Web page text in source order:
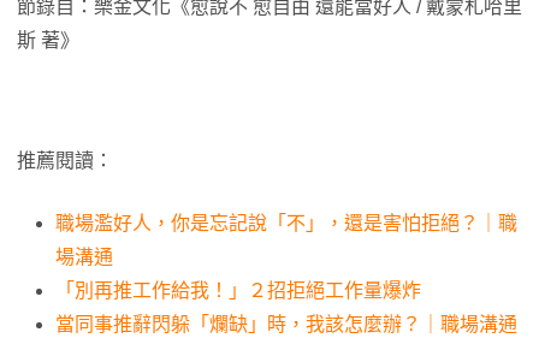
節錄自：樂金文化《愈說不 愈自由 還能當好人 / 戴蒙札哈里
斯 著》
推薦閱讀：
職場濫好人，你是忘記說「不」，還是害怕拒絕？｜職
場溝通
「別再推工作給我！」２招拒絕工作量爆炸
當同事推辭閃躲「爛缺」時，我該怎麼辦？｜職場溝通